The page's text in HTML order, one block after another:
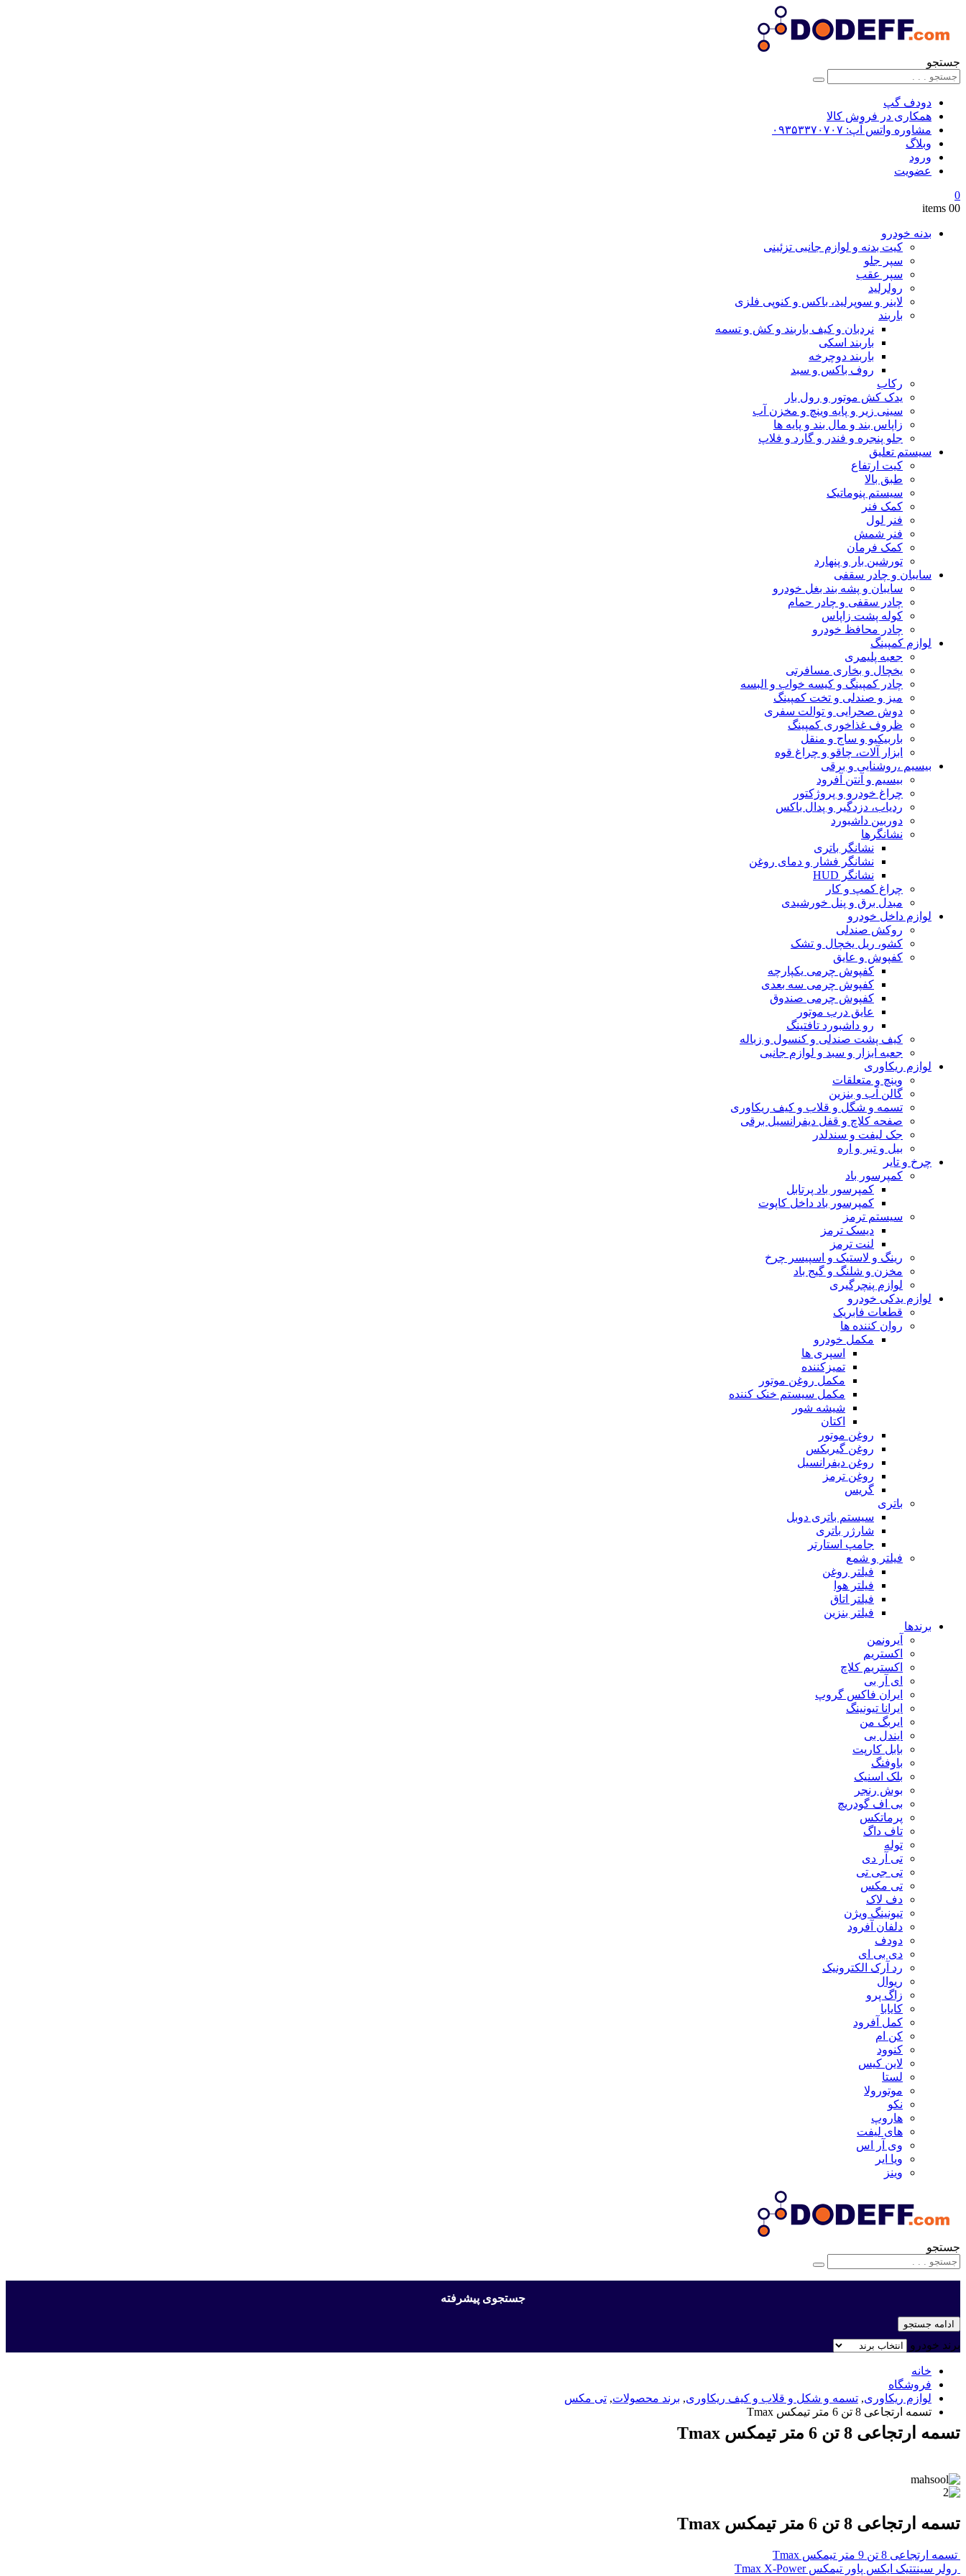
جستجو
دودف گپ
همکاری در فروش کالا
مشاوره واتس آپ: ۰۹۳۵۳۳۷۰۷۰۷
وبلاگ
ورود
عضویت
0
00 items
بدنه خودرو
کیت بدنه و لوازم جانبی تزئینی
سپر جلو
سپر عقب
رولرلید
لاینر و سوپرلید، باکس و کنوپی فلزی
باربند
نردبان و کیف باربند و کش و تسمه
باربند اسکی
باربند دوچرخه
روف باکس و سبد
رکاب
یدک کش موتور و رول بار
سینی زیر و پایه وینچ و مخزن آب
زاپاس بند و مال بند و پایه ها
جلو پنجره و فندر و گارد و فلاپ
سیستم تعلیق
کیت ارتفاع
طبق بالا
سیستم پنوماتیک
کمک فنر
فنر لول
فنر شمش
کمک فرمان
تورشین بار و پنهارد
سایبان و چادر سقفی
سایبان و پشه بند بغل خودرو
چادر سقفی و چادر حمام
کوله پشت زاپاس
چادر محافظ خودرو
لوازم کمپینگ
جعبه پلیمری
یخچال و بخاری مسافرتی
چادر کمپینگ و کیسه خواب و البسه
میز و صندلی و تخت کمپینگ
دوش صحرایی و توالت سفری
ظروف غذاخوری کمپینگ
باربیکیو و ساج و منقل
ابزار آلات، چاقو و چراغ قوه
بیسیم ،روشنایی و برقی
بیسیم و آنتن آفرود
چراغ خودرو و پروژکتور
ردیاب، دزدگیر و پدال باکس
دوربین داشبورد
نشانگرها
نشانگر باتری
نشانگر فشار و دمای روغن
نشانگر HUD
چراغ کمپ و کار
مبدل برق و پنل خورشیدی
لوازم داخل خودرو
روکش صندلی
کشو، ریل یخچال و تشک
کفپوش و عایق
کفپوش چرمی یکپارچه
کفپوش چرمی سه بعدی
کفپوش چرمی صندوق
عایق درب موتور
رو داشبورد تافتینگ
کیف پشت صندلی و کنسول و زباله
جعبه ابزار و سبد و لوازم جانبی
لوازم ریکاوری
وینچ و متعلقات
گالن آب و بنزین
تسمه و شگل و قلاب و کیف ریکاوری
صفحه کلاچ و قفل دیفرانسیل برقی
جک لیفت و سندلدر
بیل و تبر و اره
چرخ و تایر
کمپرسور باد
کمپرسور باد پرتابل
کمپرسور باد داخل کاپوت
سیستم ترمز
دیسک ترمز
لنت ترمز
رینگ و لاستیک و اسپیسر چرخ
مخزن و شلنگ و گیج باد
لوازم پنچرگیری
لوازم یدکی خودرو
قطعات فابریک
روان کننده ها
مکمل خودرو
اسپری ها
تمیزکننده
مکمل روغن موتور
مکمل سیستم خنک کننده
شیشه شور
اکتان
روغن موتور
روغن گیربکس
روغن دیفرانسیل
روغن ترمز
گریس
باتری
سیستم باتری دوبل
شارژر باتری
جامپ استارتر
فیلتر و شمع
فیلتر روغن
فیلتر هوا
فیلتر اتاق
فیلتر بنزین
برندها
آیرونمن
اکستریم
اکستریم کلاچ
ای آر بی
ایران فاکس گروپ
ایرانا تیونینگ
ایربگ من
ایندل بی
بابل کارپت
باوفنگ
بلک اسنیک
بوش رنجر
بی اف گودریچ
پرماتکس
تاف داگ
توله
تی آر دی
تی جی تی
تی مکس
دف لاک
تیونینگ ویژن
دلفان آفرود
دودف
دی بی ای
رد آرک الکترونیک
ریوال
زاگ پرو
کایابا
کمل آفرود
کن ام
کنوود
لاین کیس
لستا
موتورولا
نکو
هاروپ
های لیفت
وی آر اس
ویا ایر
وینز
جستجو
جستجوی پیشرفته
ادامه جستجو
برند خودرو
خانه
فروشگاه
لوازم ریکاوری, تسمه و شکل و قلاب و کیف ریکاوری, برند محصولات, تی مکس
تسمه ارتجاعی 8 تن 6 متر تیمکس Tmax
تسمه ارتجاعی 8 تن 6 متر تیمکس Tmax
تسمه ارتجاعی 8 تن 6 متر تیمکس Tmax
تسمه ارتجاعی 8 تن 9 متر تیمکس Tmax
رولر سینتتیک ایکس پاور تیمکس Tmax X-Power